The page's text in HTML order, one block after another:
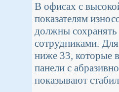
В офисах с
показателям
должны сохранять
сотрудниками.
ниже 33, которые
панели с
показывают